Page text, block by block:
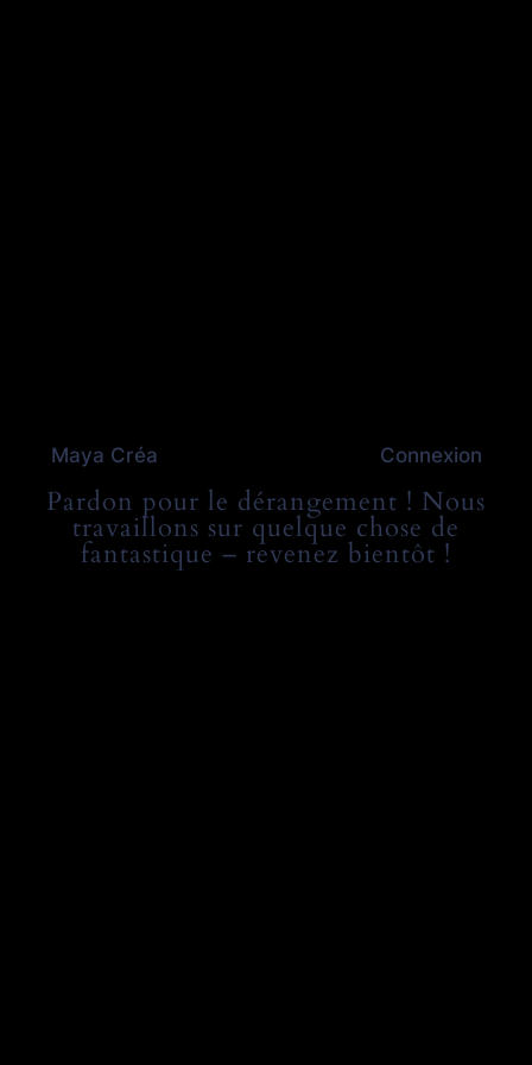
Maya Créa Connexion
Pardon pour le dérangement ! Nous
travaillons sur quelque chose de
fantastique – revenez bientôt !